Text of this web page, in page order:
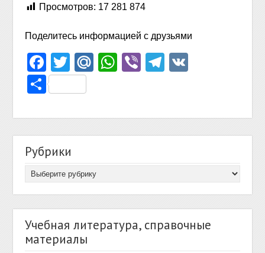
Просмотров: 17 281 874
Поделитесь информацией с друзьями
Facebook
TwitterMail.Ru
WhatsApp
ViberTelegram
Отправить
Рубрики
Учебная литература, справочные
материалы